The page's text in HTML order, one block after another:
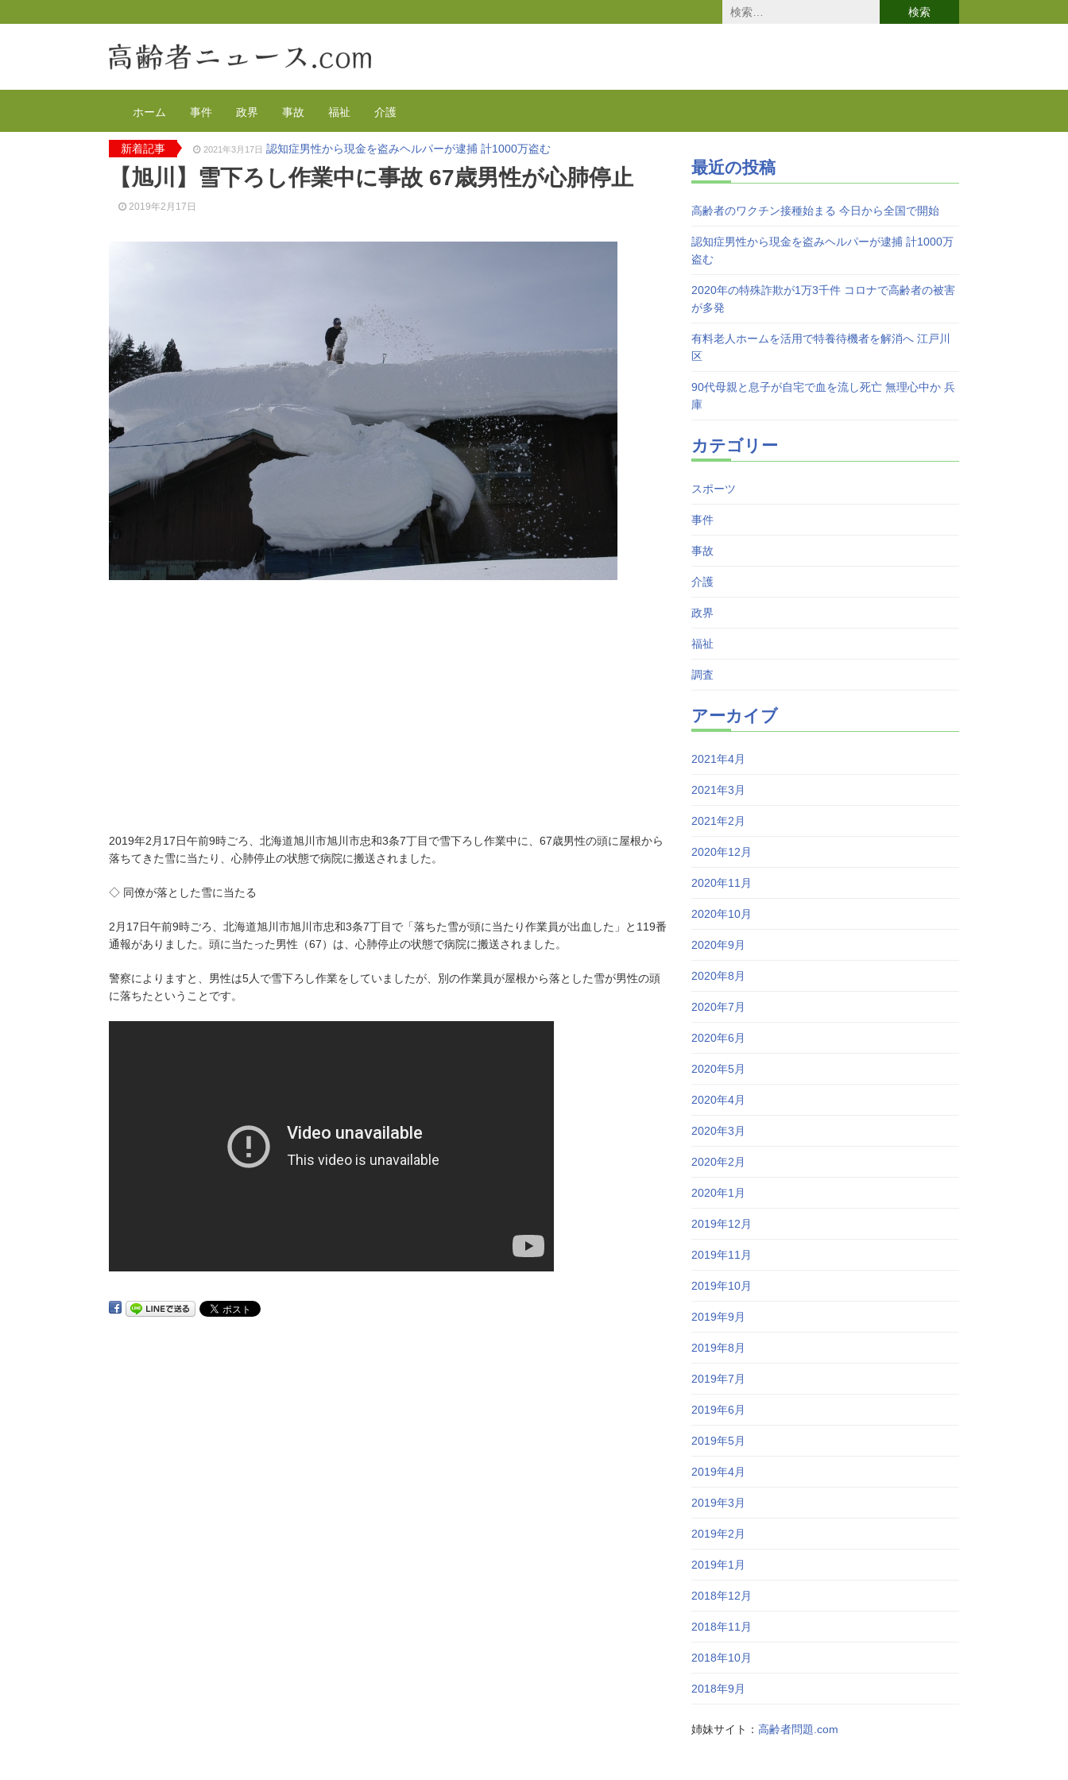
検
索:
ホーム 事件 政界 事故 福祉 介護
新着記事 2021年3月17日 認知症男性から現金を盗みヘルパーが逮捕 計1000万盗む
2021年2月4日 2020年の特殊詐欺が1万3千件 コロナで高齢者の被害が多発
2020年12月14日 有料老人ホームを活用で特養待機者を解消へ 江戸川区
2021年4月12日 高齢者のワクチン接種始まる 今日から全国で開始
【旭川】雪下ろし作業中に事故 67歳男性が心肺停止
2019年2月17日
2019年2月17日午前9時ごろ、北海道旭川市旭川市忠和3条7丁目で雪下ろし作業中に、67歳男性の頭に屋根から
落ちてきた雪に当たり、心肺停止の状態で病院に搬送されました。
◇ 同僚が落とした雪に当たる
2月17日午前9時ごろ、北海道旭川市旭川市忠和3条7丁目で「落ちた雪が頭に当たり作業員が出血した」と119番
通報がありました。頭に当たった男性（67）は、心肺停止の状態で病院に搬送されました。
警察によりますと、男性は5人で雪下ろし作業をしていましたが、別の作業員が屋根から落とした雪が男性の頭
に落ちたということです。
最近の投稿
高齢者のワクチン接種始まる 今日から全国で開始
認知症男性から現金を盗みヘルパーが逮捕 計1000万
盗む
2020年の特殊詐欺が1万3千件 コロナで高齢者の被害
が多発
有料老人ホームを活用で特養待機者を解消へ 江戸川
区
90代母親と息子が自宅で血を流し死亡 無理心中か 兵
庫
カテゴリー
スポーツ
事件
事故
介護
政界
福祉
調査
アーカイブ
2021年4月
2021年3月
2021年2月
2020年12月
2020年11月
2020年10月
2020年9月
2020年8月
2020年7月
2020年6月
2020年5月
2020年4月
2020年3月
2020年2月
2020年1月
2019年12月
2019年11月
2019年10月
2019年9月
2019年8月
2019年7月
2019年6月
2019年5月
2019年4月
2019年3月
2019年2月
2019年1月
2018年12月
2018年11月
2018年10月
2018年9月
姉妹サイト：高齢者問題.com